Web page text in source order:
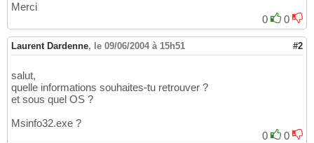
Merci
0
0
Laurent Dardenne, le 09/06/2004 à 15h51 #2
salut,
quelle informations souhaites-tu retrouver ?
et sous quel OS ?
Msinfo32.exe ?
0
0